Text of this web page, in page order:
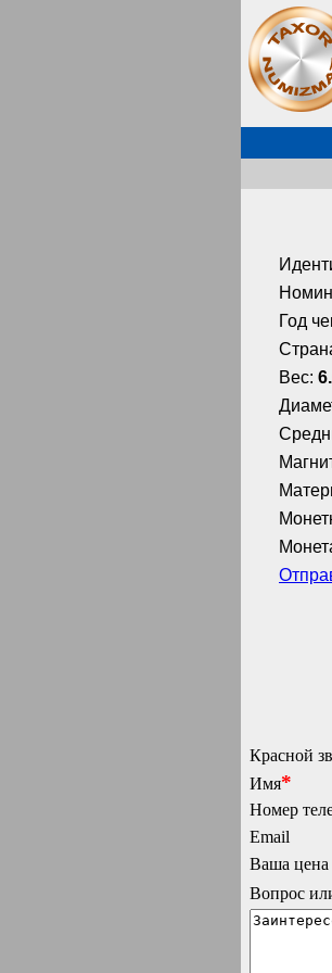
Год
Вес:
Красной
Имя*
Номер
Email
Ваша цена
Вопрос